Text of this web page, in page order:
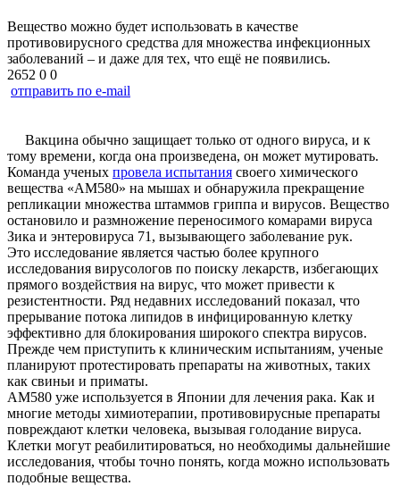
Вещество можно будет использовать в качестве
противовирусного средства для множества инфекционных
заболеваний – и даже для тех, что ещё не появились.
2652 0 0
отправить по e-mail
Вакцина обычно защищает только от одного вируса, и к
тому времени, когда она произведена, он может мутировать.
Команда ученых провела испытания своего химического
вещества «AM580» на мышах и обнаружила прекращение
репликации множества штаммов гриппа и вирусов. Вещество
остановило и размножение переносимого комарами вируса
Зика и энтеровируса 71, вызывающего заболевание рук.
Это исследование является частью более крупного
исследования вирусологов по поиску лекарств, избегающих
прямого воздействия на вирус, что может привести к
резистентности. Ряд недавних исследований показал, что
прерывание потока липидов в инфицированную клетку
эффективно для блокирования широкого спектра вирусов.
Прежде чем приступить к клиническим испытаниям, ученые
планируют протестировать препараты на животных, таких
как свиньи и приматы.
AM580 уже используется в Японии для лечения рака. Как и
многие методы химиотерапии, противовирусные препараты
повреждают клетки человека, вызывая голодание вируса.
Клетки могут реабилитироваться, но необходимы дальнейшие
исследования, чтобы точно понять, когда можно использовать
подобные вещества.